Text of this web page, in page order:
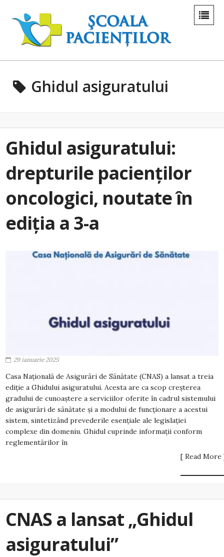
Ghidul asiguratului
Ghidul asiguratului:
drepturile pacienților
oncologici, noutate în
ediția a 3-a
29 ianuarie 2025
Casa Națională de Asigurări de Sănătate (CNAS) a lansat a treia
ediție a Ghidului asiguratului. Acesta are ca scop creșterea
gradului de cunoaștere a serviciilor oferite în cadrul sistemului
de asigurări de sănătate și a modului de funcționare a acestui
sistem, sintetizând prevederile esențiale ale legislației
complexe din domeniu. Ghidul cuprinde informaţii conform
reglementărilor în
[ Read More
CNAS a lansat „Ghidul
asiguratului”